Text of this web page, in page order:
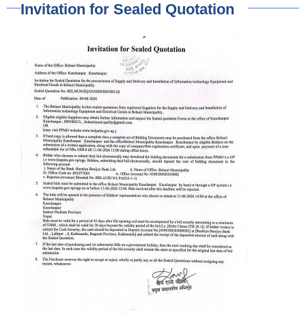
Invitation for Sealed Quotation